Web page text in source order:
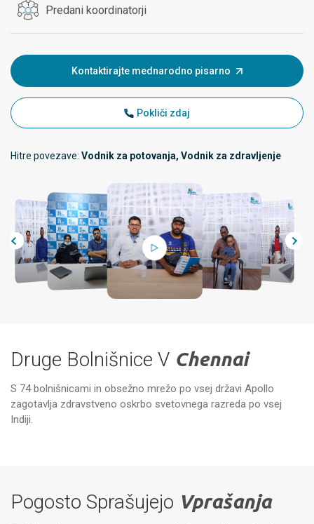
Predani koordinatorji
Kontaktirajte mednarodno pisarno
Pokliči zdaj
Hitre povezave: Vodnik za potovanja, Vodnik za zdravljenje
Druge Bolnišnice V Chennai
S 74 bolnišnicami in obsežno mrežo po vsej državi Apollo
zagotavlja zdravstveno oskrbo svetovnega razreda po vsej
Indiji.
Specializirane bolnišnice Apollo,
Vanagaram, Chennai
Pogosto Sprašujejo Vprašanja